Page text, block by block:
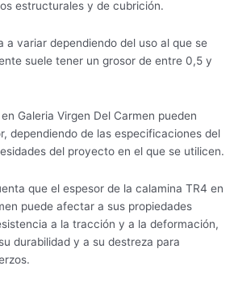
estructurales y de cubrición.
a variar dependiendo del uso al que se
suele tener un grosor de entre 0,5 y
Galeria Virgen Del Carmen pueden
dependiendo de las especificaciones del
del proyecto en el que se utilicen.
que el espesor de la calamina TR4 en
puede afectar a sus propiedades
a la tracción y a la deformación,
durabilidad y a su destreza para